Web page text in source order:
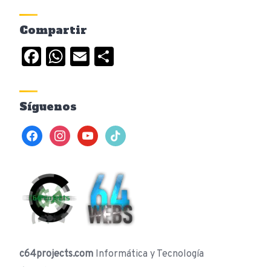
Compartir
Facebook
WhatsApp
Email
Síguenos
facebookinstagramyoutubetiktok
c64projects.com Informática y Tecnología